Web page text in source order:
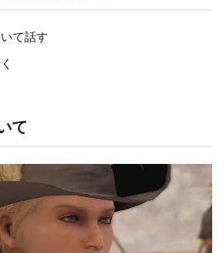
て話す
て